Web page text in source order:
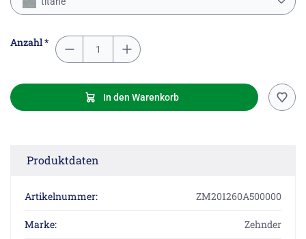
Anzahl *
In den Warenkorb
Produktdaten
Artikelnummer: ZM201260A500000
Marke: Zehnder